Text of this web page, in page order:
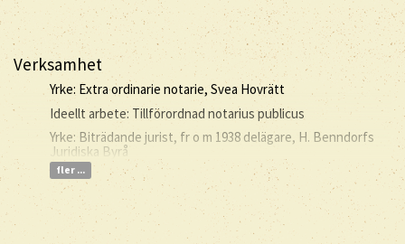
Verksamhet
Yrke: Extra ordinarie notarie, Svea Hovrätt
Ideellt arbete: Tillförordnad notarius publicus
Yrke: Biträdande jurist, fr o m 1938 delägare, H. Benndorfs
Juridiska Byrå
fler ...